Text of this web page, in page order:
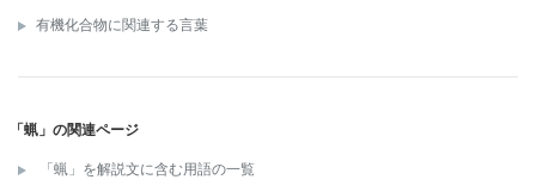
有機化合物に関連する言葉
「蝋」の関連ページ
「蝋」を解説文に含む用語の一覧